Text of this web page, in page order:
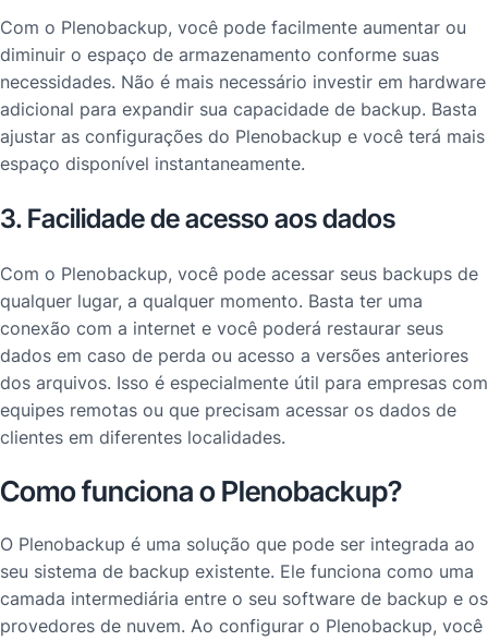
Com o Plenobackup, você pode facilmente aumentar ou
diminuir o espaço de armazenamento conforme suas
necessidades. Não é mais necessário investir em hardware
adicional para expandir sua capacidade de backup. Basta
ajustar as configurações do Plenobackup e você terá mais
espaço disponível instantaneamente.
3. Facilidade de acesso aos dados
Com o Plenobackup, você pode acessar seus backups de
qualquer lugar, a qualquer momento. Basta ter uma
conexão com a internet e você poderá restaurar seus
dados em caso de perda ou acesso a versões anteriores
dos arquivos. Isso é especialmente útil para empresas com
equipes remotas ou que precisam acessar os dados de
clientes em diferentes localidades.
Como funciona o Plenobackup?
O Plenobackup é uma solução que pode ser integrada ao
seu sistema de backup existente. Ele funciona como uma
camada intermediária entre o seu software de backup e os
provedores de nuvem. Ao configurar o Plenobackup, você